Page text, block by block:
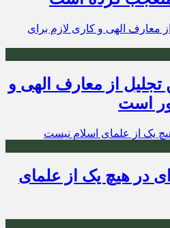
تجلیل از معارف الهی و
است
در هیچ یک از علمای